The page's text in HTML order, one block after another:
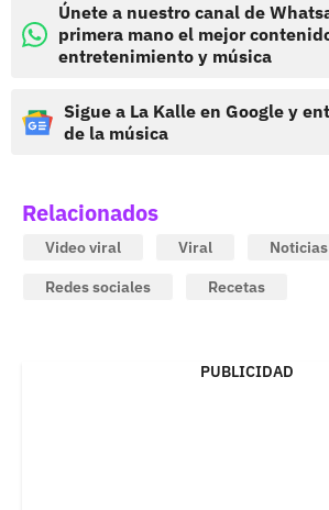
Únete a nuestro canal de
primera mano el mejor
entretenimiento y música
Sigue a La Kalle en Google y
de la música
Relacionados
Video viral Viral
Redes sociales
Recetas
PUBLICIDAD